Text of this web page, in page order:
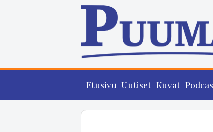
Etusivu Uutiset Kuvat